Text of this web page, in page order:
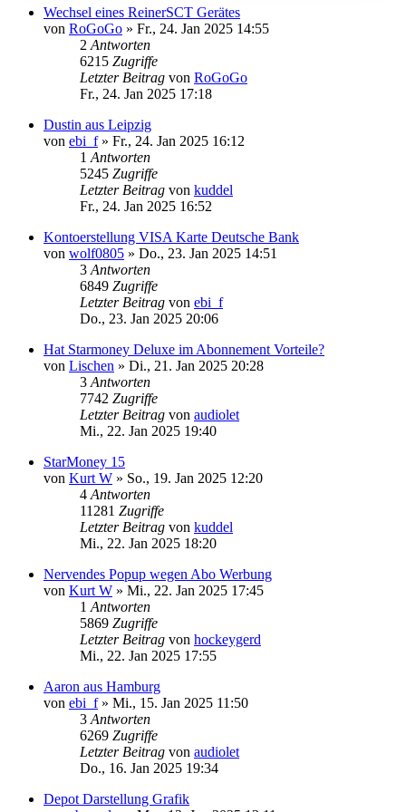
Wechsel eines ReinerSCT Gerätes
von RoGoGo » Fr., 24. Jan 2025 14:55
2 Antworten
6215 Zugriffe
Letzter Beitrag von RoGoGo
Fr., 24. Jan 2025 17:18
Dustin aus Leipzig
von ebi_f» Fr., 24. Jan 2025 16:12
1 Antworten
5245 Zugriffe
Letzter Beitrag von kuddel
Fr., 24. Jan 2025 16:52
Kontoerstellung VISA Karte Deutsche Bank
von wolf0805 » Do., 23. Jan 2025 14:51
3 Antworten
6849 Zugriffe
Letzter Beitrag von ebi_f
Do., 23. Jan 2025 20:06
Hat Starmoney Deluxe im Abonnement Vorteile?
von Lischen » Di., 21. Jan 2025 20:28
3 Antworten
7742 Zugriffe
Letzter Beitrag von audiolet
Mi., 22. Jan 2025 19:40
StarMoney 15
von Kurt W » So., 19. Jan 2025 12:20
4 Antworten
11281 Zugriffe
Letzter Beitrag von kuddel
Mi., 22. Jan 2025 18:20
Nervendes Popup wegen Abo Werbung
von Kurt W » Mi., 22. Jan 2025 17:45
1 Antworten
5869 Zugriffe
Letzter Beitrag von hockeygerd
Mi., 22. Jan 2025 17:55
Aaron aus Hamburg
von ebi_f» Mi., 15. Jan 2025 11:50
3 Antworten
6269 Zugriffe
Letzter Beitrag von audiolet
Do., 16. Jan 2025 19:34
Depot Darstellung Grafik